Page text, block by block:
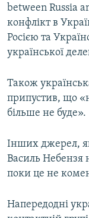
between Russia
конфлікт в
Росією та
української
Також
припустив, що
більше не буде».
Інших джерел,
Василь Небензя
поки це не
Напередодні